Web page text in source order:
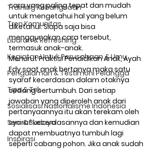
Training Kebangsaan
Tren Komunitas
Liburan & Refreshing
Kegiatan Untuk Perusahaan & Umu
Pengalaman & Testimoni Pelangga
Tips & Trik
Sosialisasi Nasionalisme Indonesia
Seni & Budaya
Inspirasi
cara yang paling tepat dan mudah
untuk mengetahui hal yang belum
diketahui. Siapa saja bisa
menggunakan cara tersebut,
termasuk anak-anak.
Menurut Praktisi Pendidikan Anak, Ayah
Edy saat anak bertanya maka satu
syaraf kecerdasan dalam otaknya
sedang bertumbuh. Dari setiap
jawaban yang diperoleh anak dari
pertanyaannya itu akan terekam oleh
syaraf kecerdasannya dan kemudian
dapat membuatnya tumbuh lagi
seperti cabang pohon. Jika anak sudah